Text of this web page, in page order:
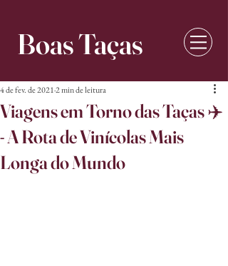
Boas Taças
Viagens em Torno das Taças ✈️
- A Rota de Vinícolas Mais
Longa do Mundo
4 de fev. de 20212 min de leitura